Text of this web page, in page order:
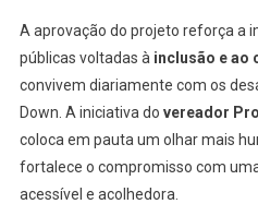
A aprovação do projeto reforça a
públicas voltadas à inclusão e ao
convivem diariamente com os
Down. A iniciativa do vereador
coloca em pauta um olhar mais
fortalece o compromisso com
acessível e acolhedora.